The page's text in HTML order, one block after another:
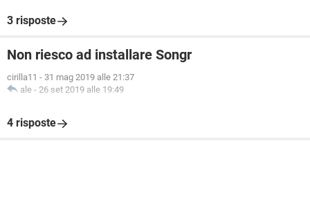
3 risposte
Non riesco ad installare Songr
cirilla11 - 31 mag 2019 alle 21:37
ale - 26 set 2019 alle 19:49
4 risposte